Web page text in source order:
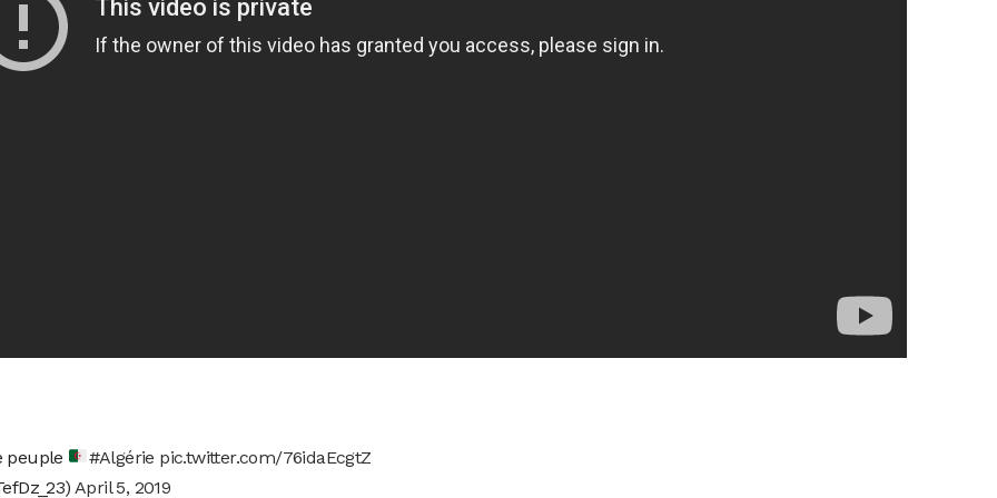
peuple #Algérie pic.twitter.com/76idaEcgtZ
April 5, 2019